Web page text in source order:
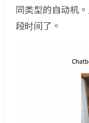
同类型的自动机
段时间了。